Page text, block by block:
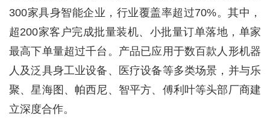
300家具身智能企业，行业覆盖率超过70%。其中，
超200家客户完成批量装机、小批量订单落地，单家
最高下单量超过千台。产品已应用于数百款人形机器
人及泛具身工业设备、医疗设备等多类场景，并与乐
聚、星海图、帕西尼、智平方、傅利叶等头部厂商建
立深度合作。